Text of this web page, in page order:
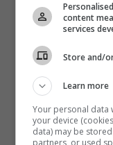
content
services
Store and/
Learn more
Your personal data
your device
data) may be
partners, or used